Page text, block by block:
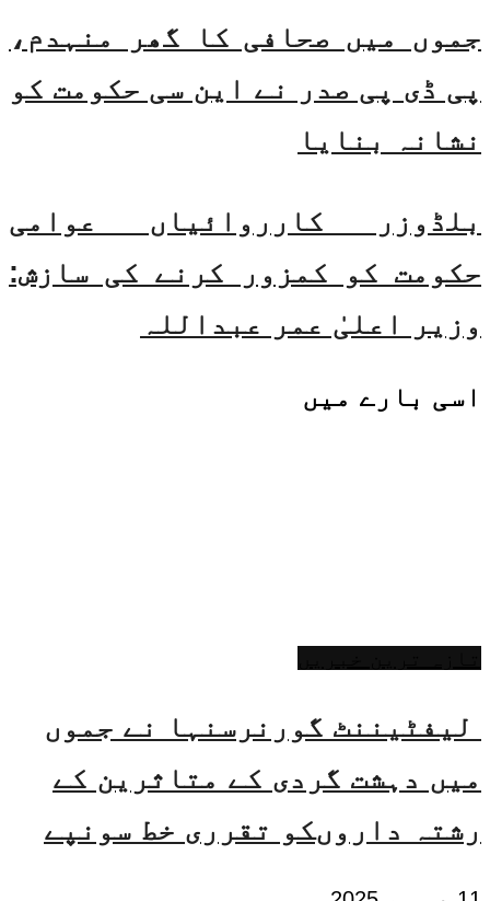
جموں میں صحافی کا گھر منہدم،
پی ڈی پی صدر نے این سی حکومت کو
نشانہ بنایا
بلڈوزر کارروائیاں عوامی
حکومت کو کمزور کرنے کی سازش:
وزیر اعلیٰ عمر عبداللہ
اسی بارے میں
لیفٹیننٹ گورنرسنہا نے جموں
میں دہشت گردی کے متاثرین کے
رشتہ داروںکو تقرری خط سونپے